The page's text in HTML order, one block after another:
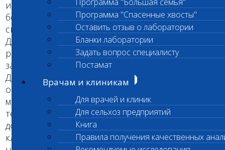
Программа "Спасенные хвосты"
Оставить отзыв о лаборатории
Бланки лаборатории
Задать вопрос специалисту
Постамат
Врачам и клиникам
Для врачей и клиник
Для сельхоз предприятий
Книга
Правила получения качественных
исследований кожных биопатов в меланоцитах
больных собак наблюдается перинуклеаное
скопление меланосом.
Для собак породы большой мюнстерленд
разработан генетический тест для определения
заболевания и его носительства.
Диагностика. Генетическое тестирование
основано на применении новейших
молекулярно-генетических знаний и
технологий. Он позволяет с 100%
достоверностью отличить здоровую собаку от
клинически нормальных, но являющихся